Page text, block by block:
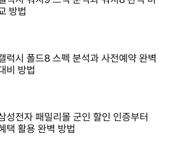
방법
럭시 폴드8 스펙 분석과 사전예약 완벽
비 방법
성전자 패밀리몰 군인 할인 인증부터
택 활용 완벽 방법